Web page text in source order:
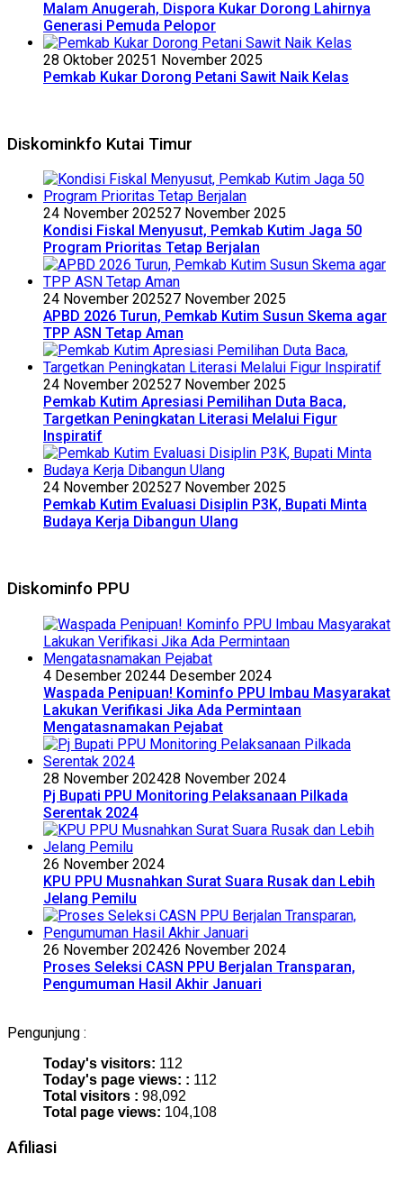
Malam Anugerah, Dispora Kukar Dorong Lahirnya
Generasi Pemuda Pelopor
28 Oktober 20251 November 2025
Pemkab Kukar Dorong Petani Sawit Naik Kelas
Diskominkfo Kutai Timur
24 November 202527 November 2025
Kondisi Fiskal Menyusut, Pemkab Kutim Jaga 50
Program Prioritas Tetap Berjalan
24 November 202527 November 2025
APBD 2026 Turun, Pemkab Kutim Susun Skema agar
TPP ASN Tetap Aman
24 November 202527 November 2025
Pemkab Kutim Apresiasi Pemilihan Duta Baca,
Targetkan Peningkatan Literasi Melalui Figur
Inspiratif
24 November 202527 November 2025
Pemkab Kutim Evaluasi Disiplin P3K, Bupati Minta
Budaya Kerja Dibangun Ulang
Diskominfo PPU
4 Desember 20244 Desember 2024
Waspada Penipuan! Kominfo PPU Imbau Masyarakat
Lakukan Verifikasi Jika Ada Permintaan
Mengatasnamakan Pejabat
28 November 202428 November 2024
Pj Bupati PPU Monitoring Pelaksanaan Pilkada
Serentak 2024
26 November 2024
KPU PPU Musnahkan Surat Suara Rusak dan Lebih
Jelang Pemilu
26 November 202426 November 2024
Proses Seleksi CASN PPU Berjalan Transparan,
Pengumuman Hasil Akhir Januari
Pengunjung :
Today's visitors: 112
Today's page views: : 112
Total visitors : 98,092
Total page views: 104,108
Afiliasi